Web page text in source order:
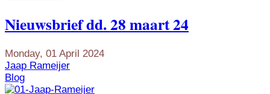
Nieuwsbrief dd. 28 maart 24
Monday, 01 April 2024
Jaap Rameijer
Blog